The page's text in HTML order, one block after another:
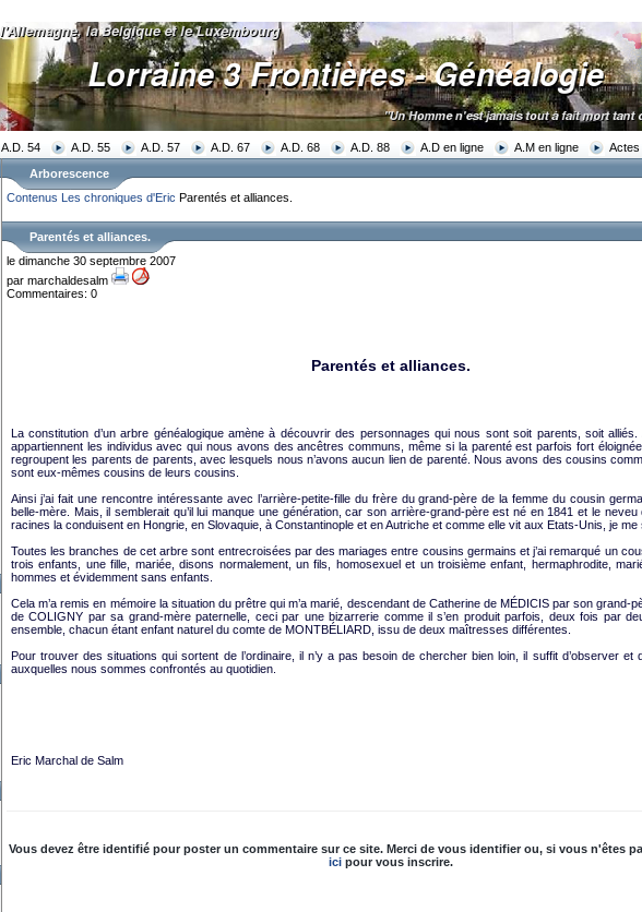
A.D. 54 A.D. 55 A.D. 57 A.D. 67 A.D. 68 A.D. 88 A.D en ligne A.M en ligne Actes
Arborescence
Contenus Les chroniques d'Eric Parentés et alliances.
Parentés et alliances.
le dimanche 30 septembre 2007
par marchaldesalm
Commentaires: 0
Parentés et alliances.
La constitution d’un arbre généalogique amène à découvrir des personnages qui nous sont soit parents, soit alliés.
appartiennent les individus avec qui nous avons des ancêtres communs, même si la parenté est parfois fort
regroupent les parents de parents, avec lesquels nous n’avons aucun lien de parenté. Nous avons des cousins
sont eux-mêmes cousins de leurs cousins.
Ainsi j’ai fait une rencontre intéressante avec l’arrière-petite-fille du frère du grand-père de la femme du cousin
belle-mère. Mais, il semblerait qu’il lui manque une génération, car son arrière-grand-père est né en 1841 et le
racines la conduisent en Hongrie, en Slovaquie, à Constantinople et en Autriche et comme elle vit aux Etats-Unis, je me
Toutes les branches de cet arbre sont entrecroisées par des mariages entre cousins germains et j’ai remarqué un
trois enfants, une fille, mariée, disons normalement, un fils, homosexuel et un troisième enfant, hermaphrodite,
hommes et évidemment sans enfants.
Cela m’a remis en mémoire la situation du prêtre qui m’a marié, descendant de Catherine de MÉDICIS par son grand-
de COLIGNY par sa grand-mère paternelle, ceci par une bizarrerie comme il s’en produit parfois, deux fois par
ensemble, chacun étant enfant naturel du comte de MONTBÉLIARD, issu de deux maîtresses différentes.
Pour trouver des situations qui sortent de l’ordinaire, il n’y a pas besoin de chercher bien loin, il suffit d’observer et
auxquelles nous sommes confrontés au quotidien.
Eric Marchal de Salm
Vous devez être identifié pour poster un commentaire sur ce site. Merci de vous identifier ou, si vous n'êtes
ici pour vous inscrire.